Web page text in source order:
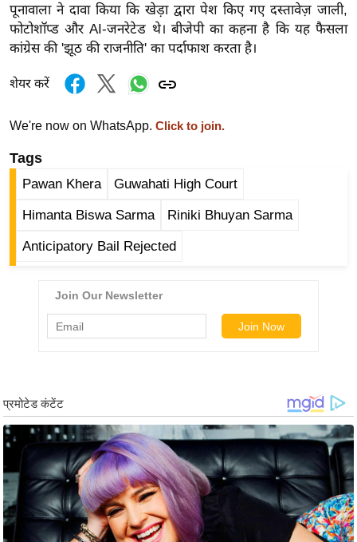
क्षा
B
e
k
i
g
N
w
ल
टे
क्नॉ
लॉ
जी
ब्यू
पूनावाला ने दावा किया कि खेड़ा द्वारा पेश किए गए दस्तावेज़ जाली,
फोटोशॉप्ड और AI-जनरेटेड थे। बीजेपी का कहना है कि यह फैसला
कांग्रेस की 'झूठ की राजनीति' का पर्दाफाश करता है।
शेयर करें
We're now on WhatsApp. Click to join.
Tags
Pawan Khera Guwahati High Court
Himanta Biswa Sarma Riniki Bhuyan Sarma
Anticipatory Bail Rejected